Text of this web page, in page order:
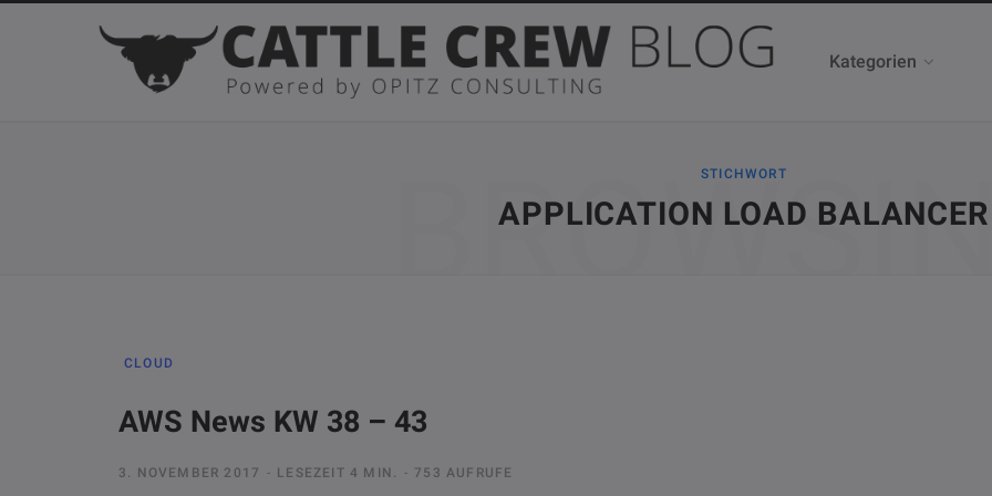
Kategorien
STICHWORT
APPLICATION LOAD BALANCER
CLOUD
AWS News KW 38 – 43
3. NOVEMBER 2017 LESEZEIT 4 MIN. 753 AUFRUFE